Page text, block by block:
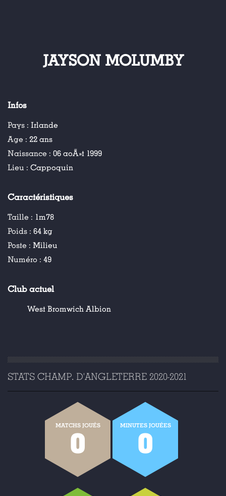
JAYSON MOLUMBY
Infos
Pays : Irlande
Age : 22 ans
Naissance : 06 aoÃ»t 1999
Lieu : Cappoquin
Caractéristiques
Taille : 1m78
Poids : 64 kg
Poste : Milieu
Numéro : 49
Club actuel
West Bromwich Albion
STATS CHAMP. D'ANGLETERRE 2020-2021
MATCHS JOUÉS
0
MINUTES JOUÉES
0